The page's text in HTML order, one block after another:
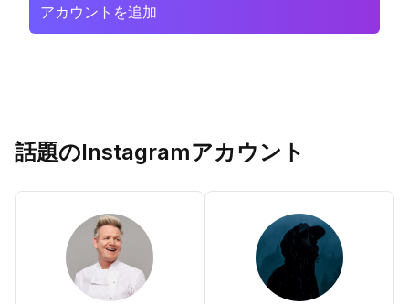
アカウントを追加
話題のInstagramアカウント